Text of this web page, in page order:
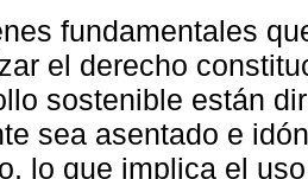
fundamentales
el derecho
sostenible están
sea asentado e
lo que implica el